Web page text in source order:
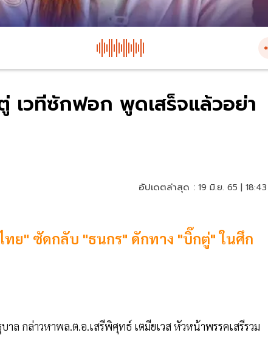
เวทีซักฟอก พูดเสร็จแล้วอย่า
อัปเดตล่าสุด : 19 มิ.ย. 65 |
ทย" ซัดกลับ "ธนกร" ดักทาง "บิ๊กตู่" ในศึก
กล่าวหาพล.ต.อ.เสรีพิศุทธ์ เตมียเวส หัวหน้าพรรคเสรีรวม